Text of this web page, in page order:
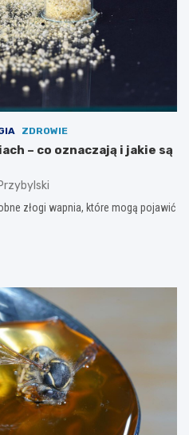
ZDROWIE
– co oznaczają i jakie są
złogi wapnia, które mogą pojawić